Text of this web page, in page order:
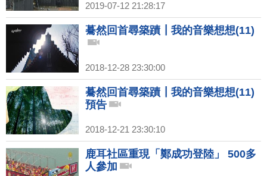
2019-07-12 21:28:17
驀然回首尋築蹟┃我的音樂想想(11)
2018-12-28 23:30:00
驀然回首尋築蹟┃我的音樂想想(11)
預告
2018-12-21 23:30:10
鹿耳社區重現「鄭成功登陸」 500多
人參加